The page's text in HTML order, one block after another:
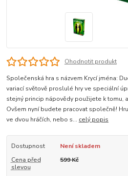
Ohodnotit produkt
Společenská hra s názvem Krycí jména:
variací světově proslulé hry ve speciální
stejný princip nápovědy použijete k tomu,
Ovšem nyní budete pracovat společně!
ve dvou hráčích, nebo s... celý popis
Dostupnost
Není skladem
Cena před
slevou
599 Kč